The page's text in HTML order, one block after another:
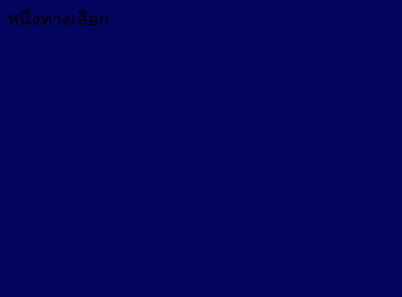
หนึ่งทางเลือก